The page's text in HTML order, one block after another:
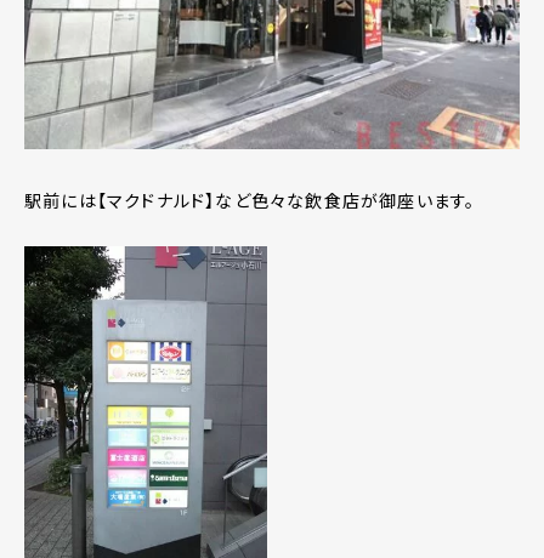
駅前には【マクドナルド】など色々な飲食店が御座います。